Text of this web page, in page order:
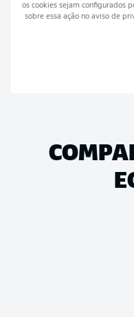
os cookies sejam configurados
sobre essa ação no aviso de